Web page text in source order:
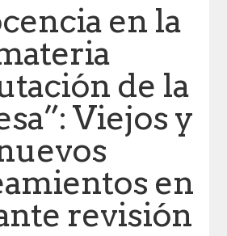
en la
de la
Viejos y
en
revisión